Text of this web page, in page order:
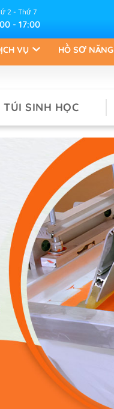
2 - Thứ 7
- 17:00
VỤ HỒ SƠ
TÚI SINH HỌC